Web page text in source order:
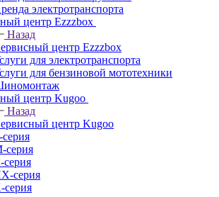
электротранспорта
центр Ezzzbox
Назад
центр Ezzzbox
для электротранспорта
для бензиновой мототехники
центр Kugoo
Назад
центр Kugoo
cерия
серия
серия
серия
серия